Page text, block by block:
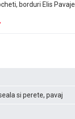
borduri Elis Pavaje
si perete, pavaj